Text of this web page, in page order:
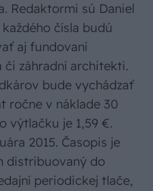
Redaktormi sú Daniel
čísla budú
aj fundovaní
záhradní architekti.
bude vychádzať
ročne v náklade 30
výtlačku je 1,59 €.
2015. Časopis je
distribuovaný do
periodickej tlače,